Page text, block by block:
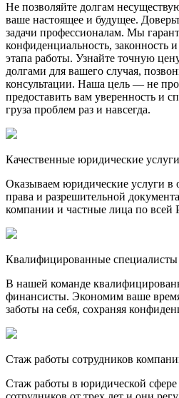
Не позволяйте долгам
ваше настоящее и будущее.
задачи профессионалам. Мы
конфиденциальность, законность
этапа работы. Узнайте точную
долгами для вашего случая,
консультации. Наша цель — не
предоставить вам уверенность и
груза проблем раз и навсегда.
Качественные юридические услуги
Оказываем юридические услуги в
права и разрешительной
компании и частные лица по всей
Квалифицированные специалисты
В нашей команде
финансисты. Экономим ваше
заботы на себя, сохраняя
Стаж работы сотрудников
Стаж работы в юридической